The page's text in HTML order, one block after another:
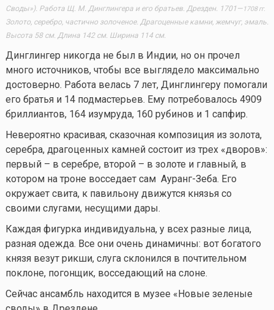
Своды»). Работа Щ. М. Динглингера и его братьев. Дрезден. 1701—1708 гг.
Золото, серебро, частично золоченое. Драгоценные камни, жемчуг, эмаль.
Высота 58 см. Длина 142 см. Ширина 114 см.
Динглингер никогда не был в Индии, но он прочел
много источников, чтобы все выглядело максимально
достоверно. Работа велась 7 лет, Динглингеру помогали
его братья и 14 подмастерьев. Ему потребовалось 4909
бриллиантов, 164 изумруда, 160 рубинов и 1 сапфир.
Невероятно красивая, сказочная композиция из золота,
серебра, драгоценных камней состоит из трех «дворов»:
первый – в серебре, второй – в золоте и главный, в
котором на троне восседает сам Ауранг-Зеба. Его
окружает свита, к павильону движутся князья со
своими слугами, несущими дары.
Каждая фигурка индивидуальна, у всех разные лица,
разная одежда. Все они очень динамичны: вот богатого
князя везут рикши, слуга склонился в почтительном
поклоне, погонщик, восседающий на слоне.
Сейчас ансамбль находится в музее «Новые зеленые